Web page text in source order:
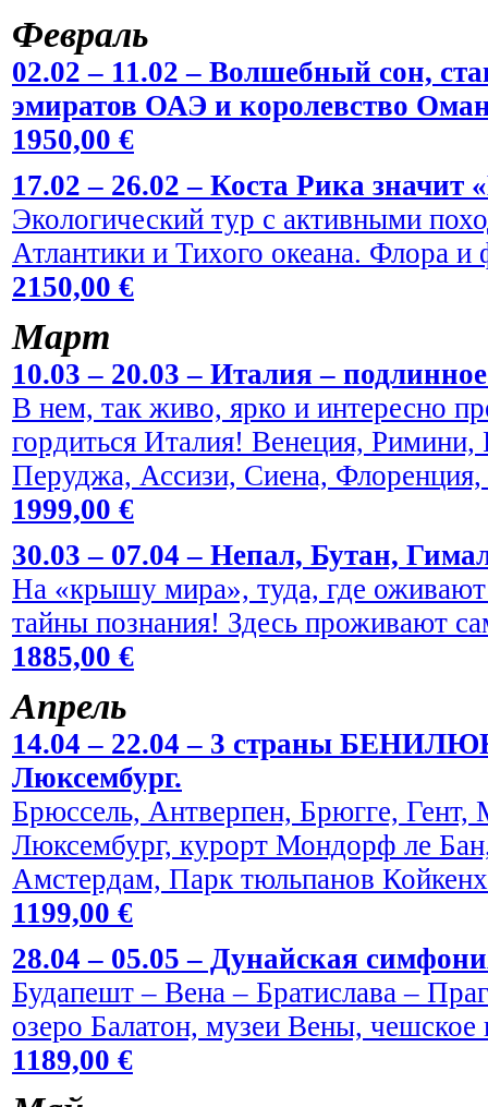
Февраль
02.02 – 11.02 – Волшебный сон,
эмиратов ОАЭ и королевство
1950,00 €
17.02 – 26.02 – Коста Рика значит
Экологический тур с активными
Атлантики и Тихого океана. Флора
2150,00 €
Maрт
10.03 – 20.03 – Италия –
В нем, так живо, ярко и интересно
гордиться Италия! Венеция,
Перуджа, Ассизи, Сиена,
1999,00 €
30.03 – 07.04 – Непал, Бутан,
На «крышу мира», туда, где
тайны познания! Здесь проживают
1885,00 €
Aпрель
14.04 – 22.04 – 3 страны
Люксембург.
Брюссель, Антверпен, Брюгге,
Люксембург, курорт Мондорф ле
Амстердам, Парк тюльпанов
1199,00 €
28.04 – 05.05 – Дунайская
Будапешт – Вена – Братислава –
озеро Балатон, музеи Вены, чешское
1189,00 €